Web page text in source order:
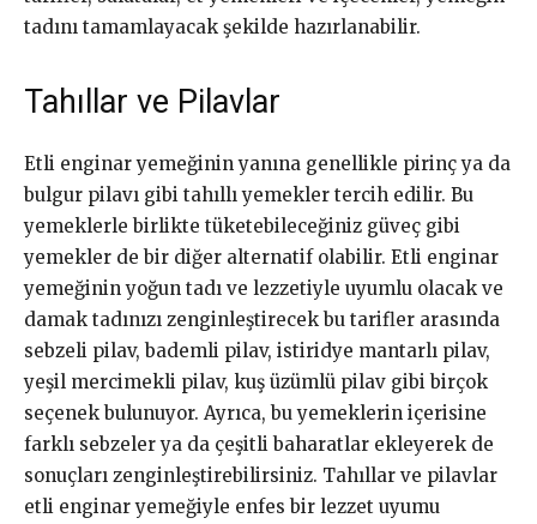
tadını tamamlayacak şekilde hazırlanabilir.
Tahıllar ve Pilavlar
Etli enginar yemeğinin yanına genellikle pirinç ya da
bulgur pilavı gibi tahıllı yemekler tercih edilir. Bu
yemeklerle birlikte tüketebileceğiniz güveç gibi
yemekler de bir diğer alternatif olabilir. Etli enginar
yemeğinin yoğun tadı ve lezzetiyle uyumlu olacak ve
damak tadınızı zenginleştirecek bu tarifler arasında
sebzeli pilav, bademli pilav, istiridye mantarlı pilav,
yeşil mercimekli pilav, kuş üzümlü pilav gibi birçok
seçenek bulunuyor. Ayrıca, bu yemeklerin içerisine
farklı sebzeler ya da çeşitli baharatlar ekleyerek de
sonuçları zenginleştirebilirsiniz. Tahıllar ve pilavlar
etli enginar yemeğiyle enfes bir lezzet uyumu